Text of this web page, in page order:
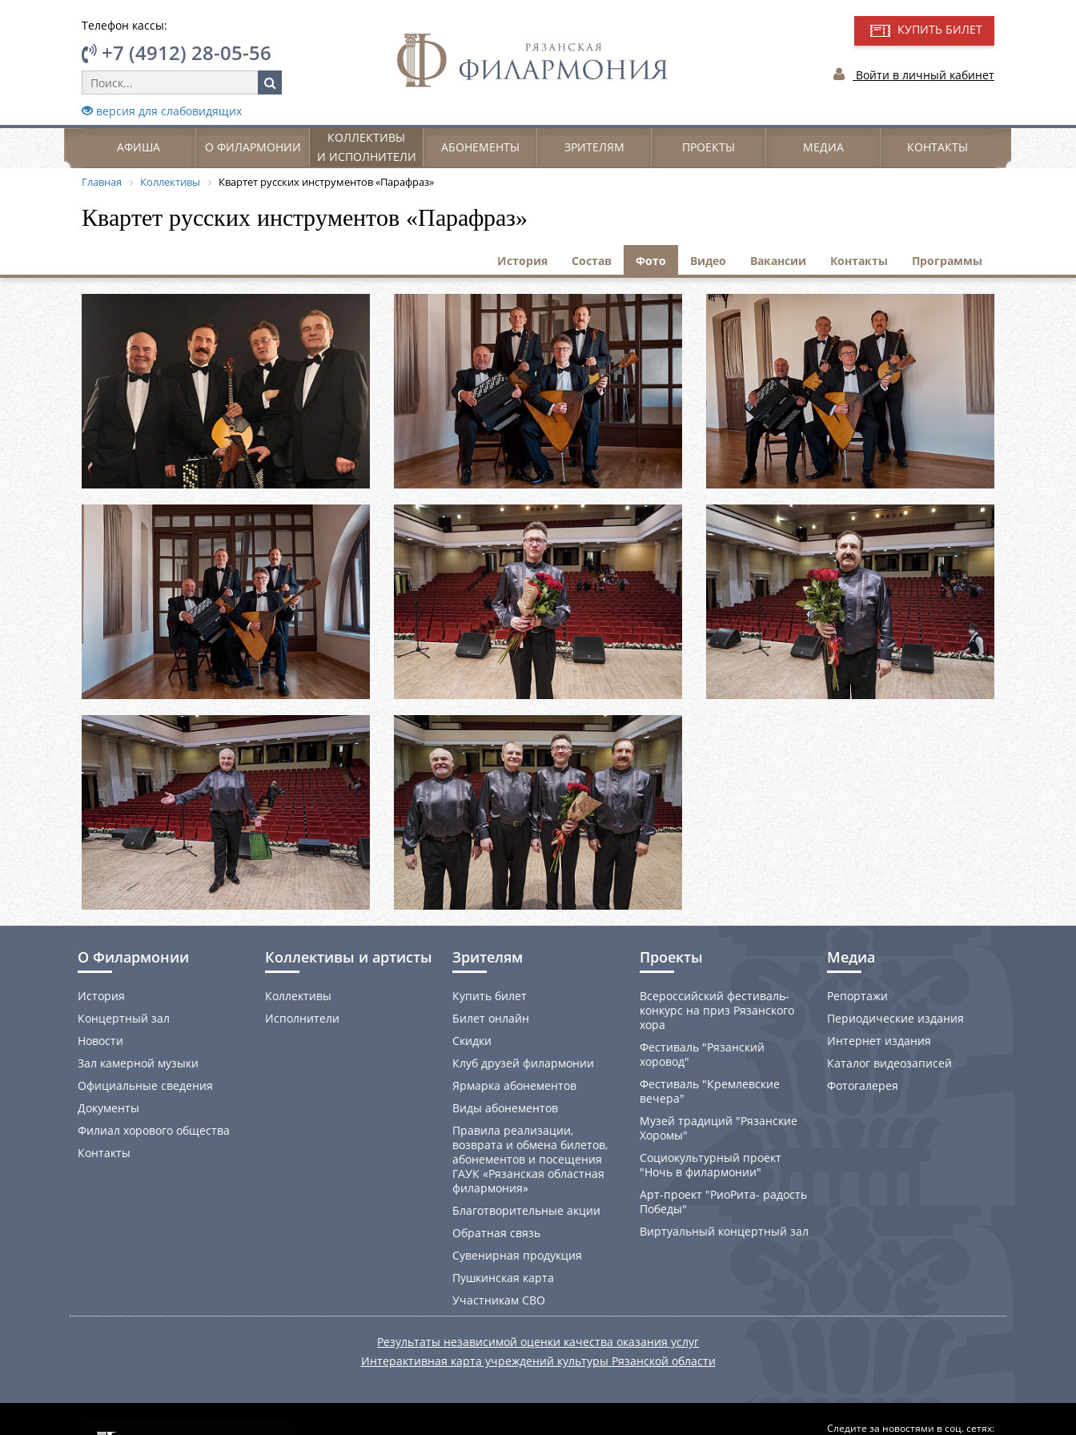
Телефон кассы:
+7 (4912) 28-05-56
версия для слабовидящих
КУПИТЬ БИЛЕТ
Войти в личный кабинет
АФИША О ФИЛАРМОНИИ
КОЛЛЕКТИВЫ
И ИСПОЛНИТЕЛИ
АБОНЕМЕНТЫ ЗРИТЕЛЯМ ПРОЕКТЫ МЕДИА КОНТАКТЫ
Главная Коллективы Квартет русских инструментов «Парафраз»
Квартет русских инструментов «Парафраз»
История Состав Фото Видео Вакансии Контакты Программы
О Филармонии
История
Концертный зал
Новости
Зал камерной музыки
Официальные сведения
Документы
Филиал хорового общества
Контакты
Коллективы и артисты
Коллективы
Исполнители
Зрителям
Купить билет
Билет онлайн
Скидки
Клуб друзей филармонии
Ярмарка абонементов
Виды абонементов
Правила реализации,
возврата и обмена билетов,
абонементов и посещения
ГАУК «Рязанская областная
филармония»
Благотворительные акции
Обратная связь
Сувенирная продукция
Пушкинская карта
Участникам СВО
Проекты
Всероссийский фестиваль-
конкурс на приз Рязанского
хора
Фестиваль "Рязанский
хоровод"
Фестиваль "Кремлевские
вечера"
Музей традиций "Рязанские
Хоромы"
Социокультурный проект
"Ночь в филармонии"
Арт-проект "РиоРита- радость
Победы"
Виртуальный концертный зал
Медиа
Репортажи
Периодические издания
Интернет издания
Каталог видеозаписей
Фотогалерея
Результаты независимой оценки качества оказания услуг
Интерактивная карта учреждений культуры Рязанской области
Следите за новостями в соц. сетях: